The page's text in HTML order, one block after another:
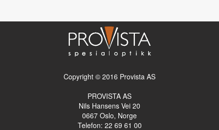
Copyright © 2016 Provista AS
PROVISTA AS
Nils Hansens Vei 20
0667 Oslo, Norge
Telefon: 22 69 61 00